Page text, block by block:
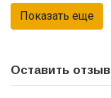
Оставить отзыв